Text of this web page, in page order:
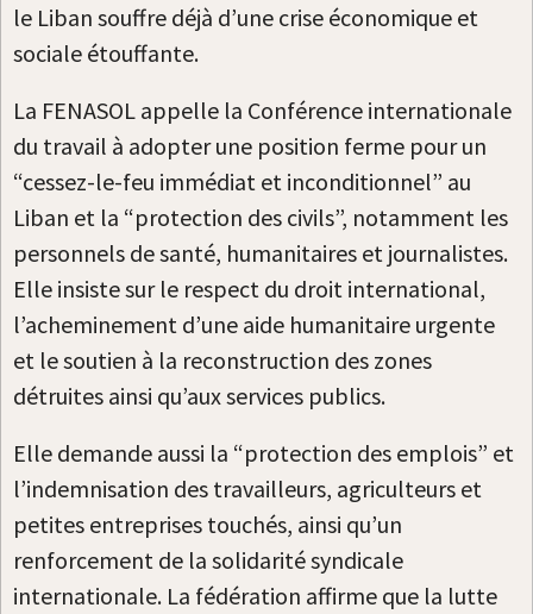
le Liban souffre déjà d’une crise économique et
sociale étouffante.
La FENASOL appelle la Conférence internationale
du travail à adopter une position ferme pour un
“cessez-le-feu immédiat et inconditionnel” au
Liban et la “protection des civils”, notamment les
personnels de santé, humanitaires et journalistes.
Elle insiste sur le respect du droit international,
l’acheminement d’une aide humanitaire urgente
et le soutien à la reconstruction des zones
détruites ainsi qu’aux services publics.
Elle demande aussi la “protection des emplois” et
l’indemnisation des travailleurs, agriculteurs et
petites entreprises touchés, ainsi qu’un
renforcement de la solidarité syndicale
internationale. La fédération affirme que la lutte